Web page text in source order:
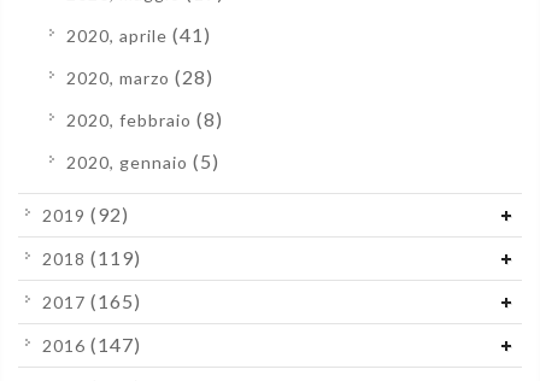
2020, aprile (41)
2020, marzo (28)
2020, febbraio (8)
2020, gennaio (5)
2019 (92)
2018 (119)
2017 (165)
2016 (147)